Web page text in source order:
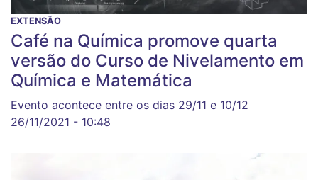
EXTENSÃO
Café na Química promove quarta
versão do Curso de Nivelamento em
Química e Matemática
Evento acontece entre os dias 29/11 e 10/12
26/11/2021 - 10:48